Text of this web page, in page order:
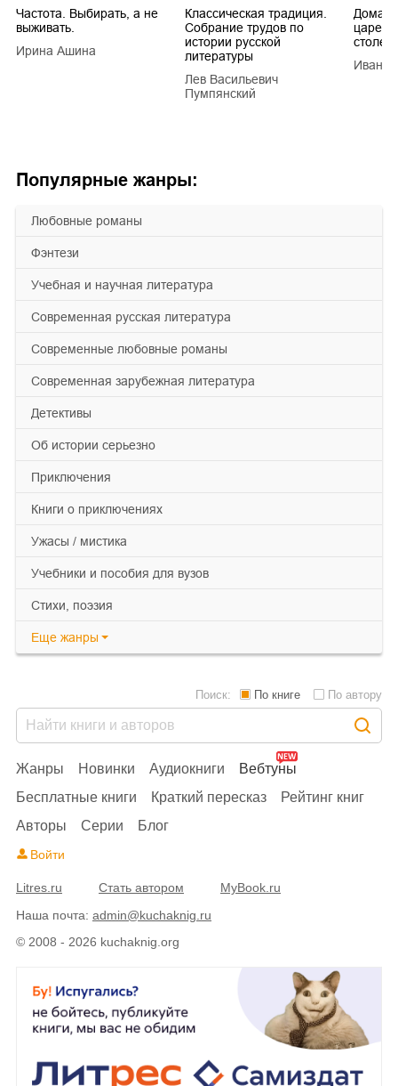
Популярные жанры:
любовные романы
фэнтези
учебная и научная литература
современная русская литература
современные любовные романы
современная зарубежная литература
детективы
об истории серьезно
приключения
книги о приключениях
ужасы / мистика
учебники и пособия для вузов
cтихи, поэзия
Еще жанры
Частота. Выбирать, а не
выживать.
Ирина Ашина
Классическая традиция.
Собрание трудов по
истории русской
литературы
Лев Васильевич
Пумпянский
царей
Иван
© 2008 - 2026 kuchaknig.org
Жанры Новинки Аудиокниги
Вебтуны
Бесплатные книги
Краткий пересказ
Рейтинг книг
Авторы
Серии Блог
Поиск: По книге По автору
Войти
Litres.ru Стать автором
MyBook.ru
Наша почта: admin@kuchaknig.ru